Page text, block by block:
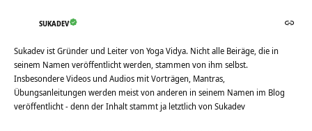
SUKADEV
Sukadev ist Gründer und Leiter von Yoga Vidya. Nicht alle Beiräge, die in
seinem Namen veröffentlicht werden, stammen von ihm selbst.
Insbesondere Videos und Audios mit Vorträgen, Mantras,
Übungsanleitungen werden meist von anderen in seinem Namen im Blog
veröffentlicht - denn der Inhalt stammt ja letztlich von Sukadev